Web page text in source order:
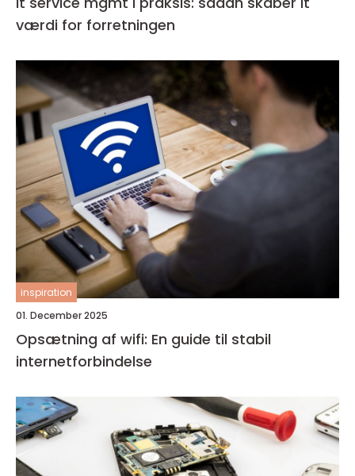
værdi for forretningen
inspiration
01. December 2025
Opsætning af wifi: En guide til stabil
internetforbindelse